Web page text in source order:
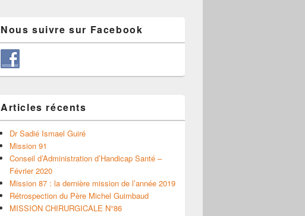
Nous suivre sur Facebook
Articles récents
Dr Sadié Ismael Guiré
Mission 91
Conseil d’Administration d’Handicap Santé –
Février 2020
Mission 87 : la dernière mission de l’année 2019
Rétrospection du Père Michel Guimbaud
MISSION CHIRURGICALE N°86